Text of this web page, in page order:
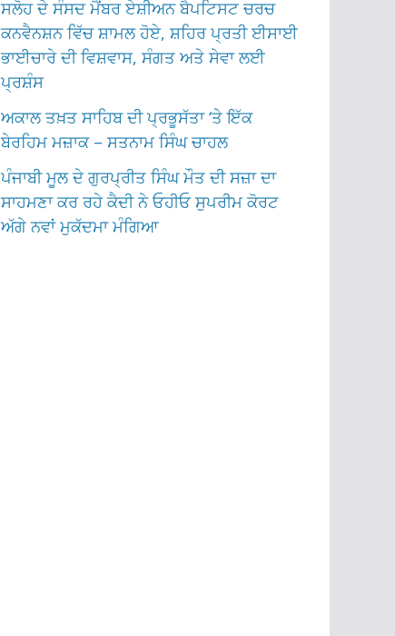
ਸਲੋਹ ਦੇ ਸੰਸਦ ਮੈਂਬਰ ਏਸ਼ੀਅਨ ਬੈਪਟਿਸਟ ਚਰਚ
ਕਨਵੈਨਸ਼ਨ ਵਿੱਚ ਸ਼ਾਮਲ ਹੋਏ, ਸ਼ਹਿਰ ਪ੍ਰਤੀ ਈਸਾਈ
ਭਾਈਚਾਰੇ ਦੀ ਵਿਸ਼ਵਾਸ, ਸੰਗਤ ਅਤੇ ਸੇਵਾ ਲਈ
ਪ੍ਰਸ਼ੰਸ
ਅਕਾਲ ਤਖ਼ਤ ਸਾਹਿਬ ਦੀ ਪ੍ਰਭੂਸੱਤਾ ‘ਤੇ ਇੱਕ
ਬੇਰਹਿਮ ਮਜ਼ਾਕ – ਸਤਨਾਮ ਸਿੰਘ ਚਾਹਲ
ਪੰਜਾਬੀ ਮੂਲ ਦੇ ਗੁਰਪ੍ਰੀਤ ਸਿੰਘ ਮੌਤ ਦੀ ਸਜ਼ਾ ਦਾ
ਸਾਹਮਣਾ ਕਰ ਰਹੇ ਕੈਦੀ ਨੇ ਓਹੀਓ ਸੁਪਰੀਮ ਕੋਰਟ
ਅੱਗੇ ਨਵਾਂ ਮੁਕੱਦਮਾ ਮੰਗਿਆ